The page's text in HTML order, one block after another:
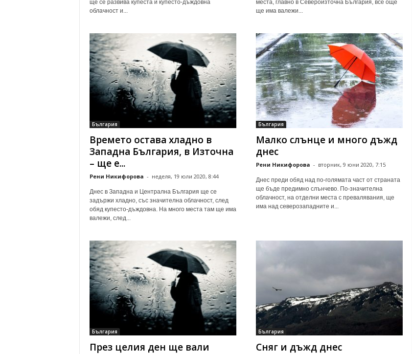
ще се развива купеста и купесто-дъждовна
облачност и...
места, главно в Североизточна България, все още
ще има валежи...
България
Времето остава хладно в
Западна България, в Източна
– ще е...
Рени Никифорова - неделя, 19 юли 2020, 8:44
Днес в Западна и Централна България ще се
задържи хладно, със значителна облачност, след
обяд купесто-дъждовна. На много места там ще има
валежи, след...
България
Малко слънце и много дъжд
днес
Рени Никифорова - вторник, 9 юни 2020, 7:15
Днес преди обяд над по-голямата част от страната
ще бъде предимно слънчево. По-значителна
облачност, на отделни места с превалявания, ще
има над северозападните и...
България
През целия ден ще вали
България
Сняг и дъжд днес